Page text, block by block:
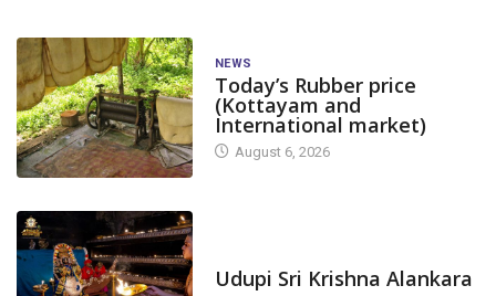
NEWS
Today’s Rubber price
(Kottayam and
International market)
August 6, 2026
Udupi Sri Krishna Alankara